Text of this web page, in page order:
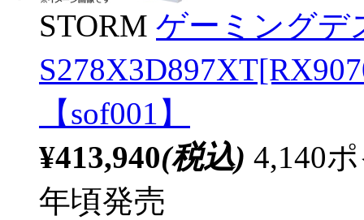
STORM ゲーミングデ
【sof001】
¥413,940(税込) 4,140
年頃発売